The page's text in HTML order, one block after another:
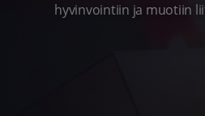
hyvinvointiin ja muotiin